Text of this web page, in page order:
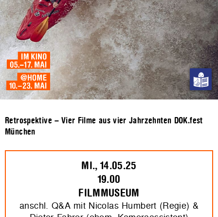
Retrospektive – Vier Filme aus vier Jahrzehnten DOK.fest
München
MI., 14.05.25
19.00
FILMMUSEUM
anschl. Q&A mit Nicolas Humbert (Regie) &